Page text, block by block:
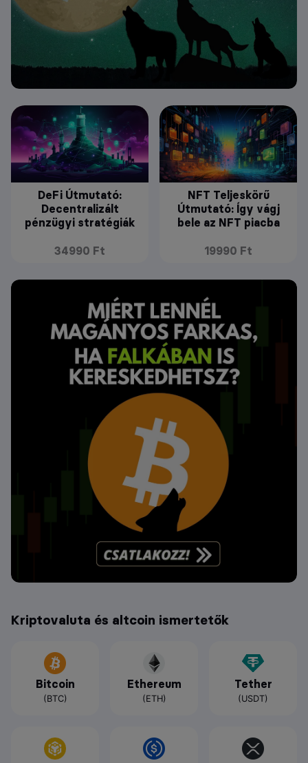
DeFi Útmutató:
Decentralizált
pénzügyi stratégiák
34990 Ft
NFT Teljeskörű
Útmutató: Így vágj
bele az NFT piacba
19990 Ft
Kriptovaluta és altcoin ismertetők
Bitcoin
(BTC)
Ethereum
(ETH)
Tether
(USDT)